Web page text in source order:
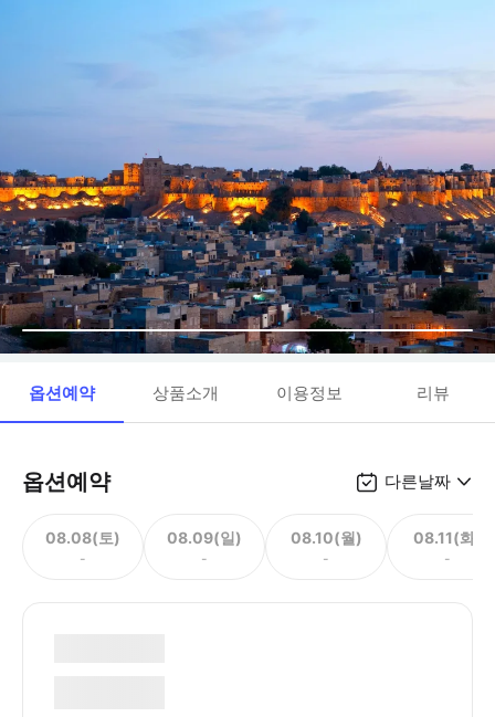
옵션예약 상품소개 이용정보 리뷰
옵션예약 다른날짜
08.08(토)
-
08.09(일)
-
08.10(월)
-
08.11(화)
-